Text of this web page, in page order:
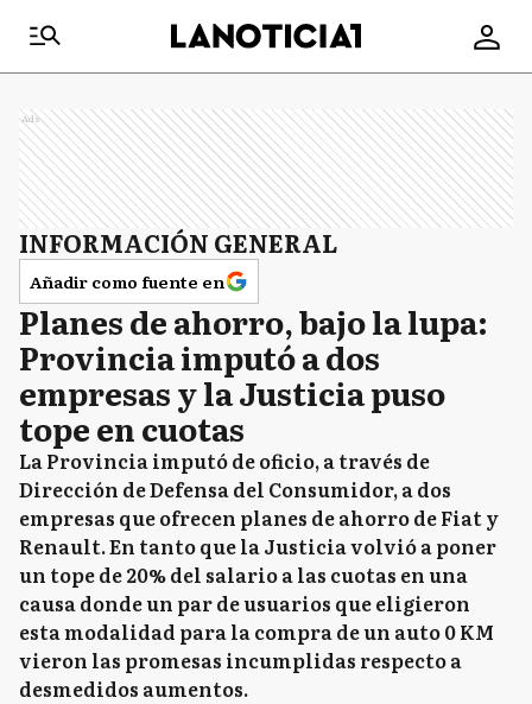
Ads
INFORMACIÓN GENERAL
Añadir como fuente en
Planes de ahorro, bajo la lupa:
Provincia imputó a dos
empresas y la Justicia puso
tope en cuotas
La Provincia imputó de oficio, a través de
Dirección de Defensa del Consumidor, a dos
empresas que ofrecen planes de ahorro de Fiat y
Renault. En tanto que la Justicia volvió a poner
un tope de 20% del salario a las cuotas en una
causa donde un par de usuarios que eligieron
esta modalidad para la compra de un auto 0 KM
vieron las promesas incumplidas respecto a
desmedidos aumentos.